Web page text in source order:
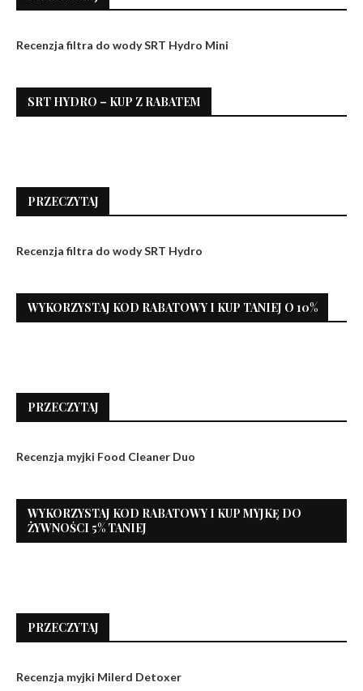
Recenzja filtra do wody SRT Hydro Mini
SRT HYDRO – KUP Z RABATEM
PRZECZYTAJ
Recenzja filtra do wody SRT Hydro
WYKORZYSTAJ KOD RABATOWY I KUP TANIEJ O 10%
PRZECZYTAJ
Recenzja myjki Food Cleaner Duo
WYKORZYSTAJ KOD RABATOWY I KUP MYJKĘ DO
ŻYWNOŚCI 5% TANIEJ
PRZECZYTAJ
Recenzja myjki Milerd Detoxer